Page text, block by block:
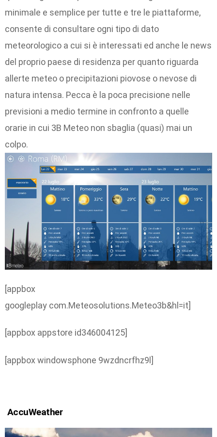
minimale e semplice per tutte e tre le piattaforme,
consente di consultare ogni tipo di dato
meteorologico a cui si è interessati ed anche le news
del proprio paese di residenza per quanto riguarda
allerte meteo o precipitazioni piovose o nevose di
natura intensa. Pecca è la poca precisione nelle
previsioni a medio termine in confronto a quelle
orarie in cui 3B Meteo non sbaglia (quasi) mai un
colpo.
[appbox
googleplay com.Meteosolutions.Meteo3b&hl=it]
[appbox appstore id346004125]
[appbox windowsphone 9wzdncrfhz9l]
AccuWeather